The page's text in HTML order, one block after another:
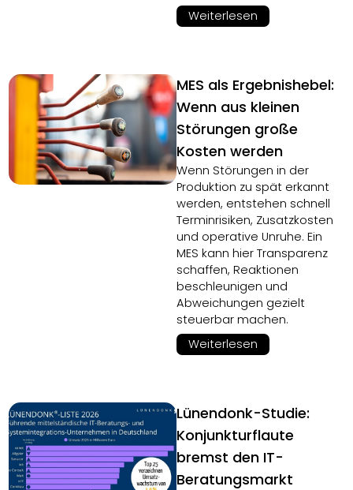
Weiterlesen
MES als Ergebnishebel:
Wenn aus kleinen
Störungen große
Kosten werden
Wenn Störungen in der
Produktion zu spät erkannt
werden, entstehen schnell
Terminrisiken, Zusatzkosten
und operative Unruhe. Ein
MES kann hier Transparenz
schaffen, Reaktionen
beschleunigen und
Abweichungen gezielt
steuerbar machen.
Weiterlesen
Lünendonk-Studie:
Konjunkturflaute
bremst den IT-
Beratungsmarkt